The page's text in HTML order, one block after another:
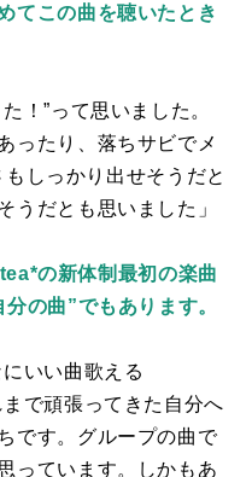
てこの曲を聴いたとき
！”って思いました。
ったり、落ちサビでメ
もしっかり出せそうだと
うだとも思いました」
の新体制最初の楽曲
の曲”でもあります。
いい曲歌える
で頑張ってきた自分へ
です。グループの曲で
っています。しかもあ